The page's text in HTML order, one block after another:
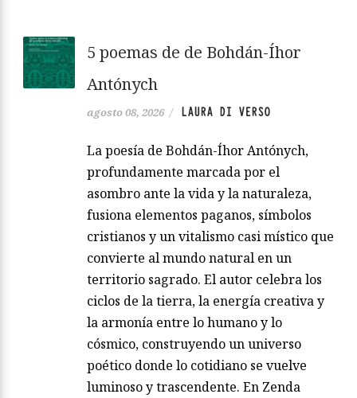
5 poemas de de Bohdán-Íhor
Antónych
agosto 08, 2026 / LAURA DI VERSO
La poesía de Bohdán-Íhor Antónych,
profundamente marcada por el
asombro ante la vida y la naturaleza,
fusiona elementos paganos, símbolos
cristianos y un vitalismo casi místico que
convierte al mundo natural en un
territorio sagrado. El autor celebra los
ciclos de la tierra, la energía creativa y
la armonía entre lo humano y lo
cósmico, construyendo un universo
poético donde lo cotidiano se vuelve
luminoso y trascendente. En Zenda